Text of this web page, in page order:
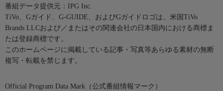
番組データ提供元：IPG Inc.
TiVo、Gガイド、G-GUIDE、およびGガイドロゴは、米国TiVo
Brands LLCおよび／またはその関連会社の日本国内における商標ま
たは登録商標です。
このホームページに掲載している記事・写真等あらゆる素材の無断
複写・転載を禁じます。
Official Program Data Mark（公式番組情報マーク）